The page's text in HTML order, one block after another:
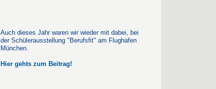
Auch dieses Jahr waren wir wieder mit dabei, bei
der Schülerausstellung "Berufsfit" am Flughafen
München.
Hier gehts zum Beitrag!